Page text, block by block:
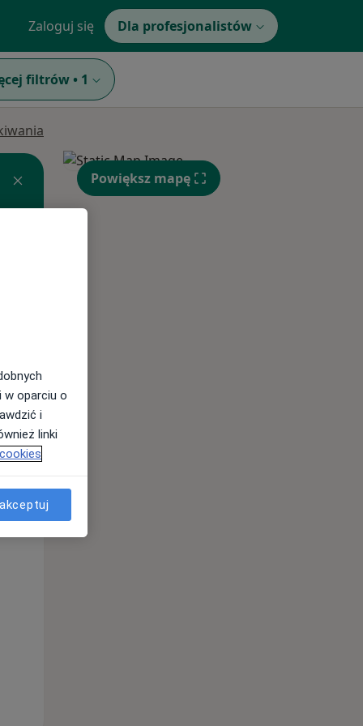
Zaloguj się Dla profesjonalistów
filtrów • 1
Pon,
Powiększ mapę
w oparciu o
i
linki